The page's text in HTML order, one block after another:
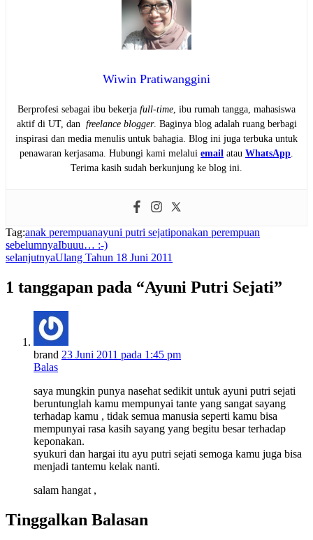
Wiwin Pratiwanggini
Berprofesi sebagai ibu bekerja full-time , ibu rumah tangga, mahasiswa
aktif di UT, dan freelance blogger. Baginya blog adalah ruang berbagi
inspirasi dan media menulis untuk bahagia. Blog ini juga terbuka untuk
penawaran kerjasama. Hubungi kami melalui email atau WhatsApp
Terima kasih sudah berkunjung ke blog ini.
Tag:anak perempuanayuni putri sejatiponakan perempuan
sebelumnyaIbuuu… :-)
selanjutnyaUlang Tahun 18 Juni 2011
1 tanggapan pada “Ayuni Putri Sejati”
brand 23 Juni 2011 pada 1:45 pm
Balas
saya mungkin punya nasehat sedikit untuk ayuni putri sejati
beruntunglah kamu mempunyai tante yang sangat sayang
terhadap kamu , tidak semua manusia seperti kamu bisa
mempunyai rasa kasih sayang yang begitu besar terhadap
keponakan.
syukuri dan hargai itu ayu putri sejati semoga kamu juga bisa
menjadi tantemu kelak nanti.
salam hangat ,
Tinggalkan Balasan